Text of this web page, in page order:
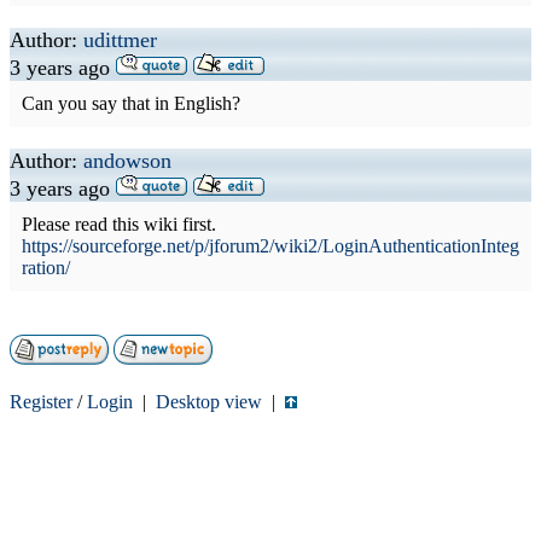
Author: udittmer
3 years ago
Can you say that in English?
Author: andowson
3 years ago
Please read this wiki first.
https://sourceforge.net/p/jforum2/wiki2/LoginAuthenticationInteg
ration/
Register/Login | Desktop view |